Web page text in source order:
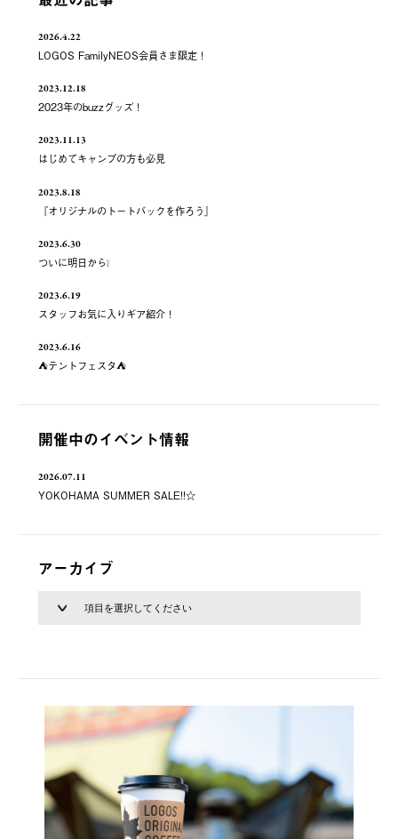
2026.4.22
LOGOS FamilyNEOS会員さま限定！
2023.12.18
2023年のbuzzグッズ！
2023.11.13
はじめてキャンプの方も必見
2023.8.18
『オリジナルのトートバックを作ろう』
2023.6.30
ついに明日から❕
2023.6.19
スタッフお気に入りギア紹介！
2023.6.16
⛺️テントフェスタ⛺️
開催中のイベント情報
2026.07.11
YOKOHAMA SUMMER SALE!!☆
アーカイブ